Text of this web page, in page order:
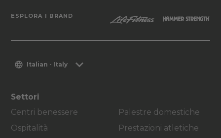
ESPLORA I BRAND
Italian - Italy
Settori
Centri benessere
Ospitalità
Palestre domestiche
Prestazioni atletiche